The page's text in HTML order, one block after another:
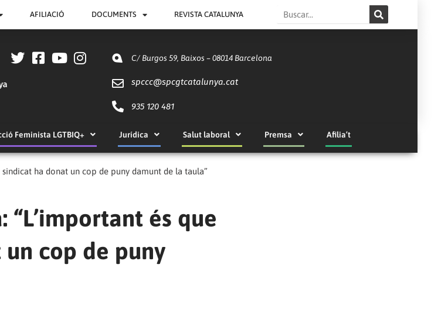
AFILIACIÓ DOCUMENTS REVISTA CATALUNYA Search
C/ Burgos 59, Baixos – 08014 Barcelona
spccc@spcgtcatalunya.cat
935 120 481
Feminista LGTBIQ+ Jurídica Salut laboral Premsa Afilia’t
ha donat un cop de puny damunt de la taula”
és que
cop de puny